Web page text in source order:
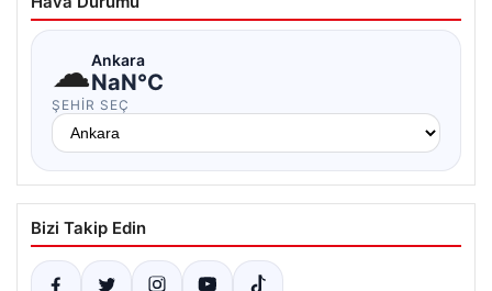
☁Ankara
NaN°C
ŞEHIR SEÇ
Bizi Takip Edin